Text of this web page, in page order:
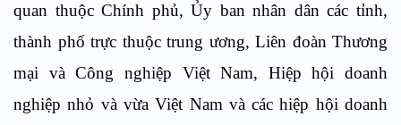
quan thuộc Chính phủ, Ủy ban nhân dân các tỉnh,
thành phố trực thuộc trung ương, Liên đoàn Thương
mại và Công nghiệp Việt Nam, Hiệp hội doanh
nghiệp nhỏ và vừa Việt Nam và các hiệp hội doanh